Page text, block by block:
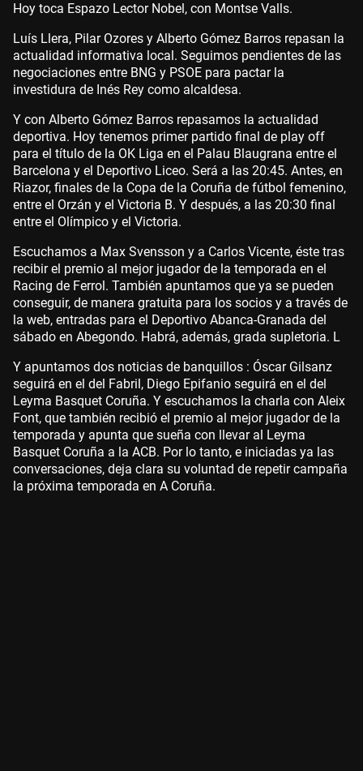
Hoy toca Espazo Lector Nobel, con Montse Valls.
Luís Llera, Pilar Ozores y Alberto Gómez Barros repasan la
actualidad informativa local. Seguimos pendientes de las
negociaciones entre BNG y PSOE para pactar la
investidura de Inés Rey como alcaldesa.
Y con Alberto Gómez Barros repasamos la actualidad
deportiva. Hoy tenemos primer partido final de play off
para el título de la OK Liga en el Palau Blaugrana entre el
Barcelona y el Deportivo Liceo. Será a las 20:45. Antes, en
Riazor, finales de la Copa de la Coruña de fútbol femenino,
entre el Orzán y el Victoria B. Y después, a las 20:30 final
entre el Olímpico y el Victoria.
Escuchamos a Max Svensson y a Carlos Vicente, éste tras
recibir el premio al mejor jugador de la temporada en el
Racing de Ferrol. También apuntamos que ya se pueden
conseguir, de manera gratuita para los socios y a través de
la web, entradas para el Deportivo Abanca-Granada del
sábado en Abegondo. Habrá, además, grada supletoria. L
Y apuntamos dos noticias de banquillos : Óscar Gilsanz
seguirá en el del Fabril, Diego Epifanio seguirá en el del
Leyma Basquet Coruña. Y escuchamos la charla con Aleix
Font, que también recibió el premio al mejor jugador de la
temporada y apunta que sueña con llevar al Leyma
Basquet Coruña a la ACB. Por lo tanto, e iniciadas ya las
conversaciones, deja clara su voluntad de repetir campaña
la próxima temporada en A Coruña.